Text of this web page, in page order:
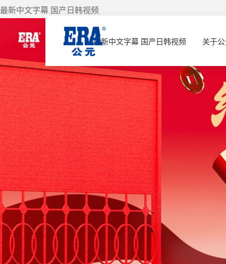
最新中文字幕 国产日韩视频
最新中文字幕 国产日韩视频 关于